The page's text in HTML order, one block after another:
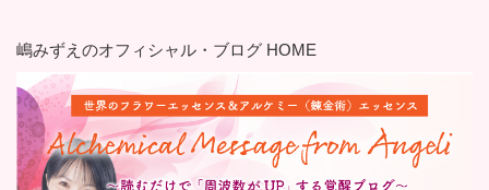
嶋みずえのオフィシャル・ブログ HOME